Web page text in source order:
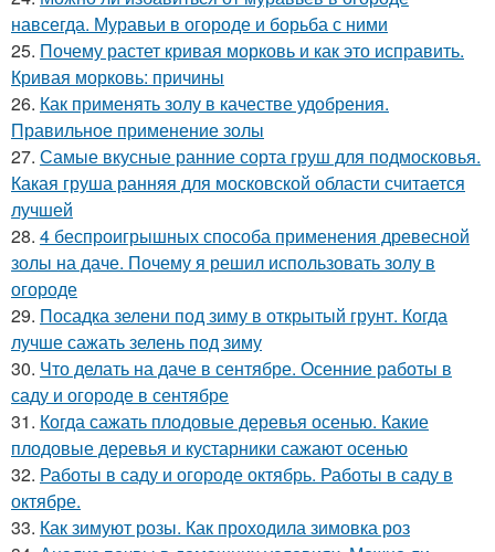
навсегда. Муравьи в огороде и борьба с ними
25. Почему растет кривая морковь и как это исправить.
Кривая морковь: причины
26. Как применять золу в качестве удобрения.
Правильное применение золы
27. Самые вкусные ранние сорта груш для подмосковья.
Какая груша ранняя для московской области считается
лучшей
28. 4 беспроигрышных способа применения древесной
золы на даче. Почему я решил использовать золу в
огороде
29. Посадка зелени под зиму в открытый грунт. Когда
лучше сажать зелень под зиму
30. Что делать на даче в сентябре. Осенние работы в
саду и огороде в сентябре
31. Когда сажать плодовые деревья осенью. Какие
плодовые деревья и кустарники сажают осенью
32. Работы в саду и огороде октябрь. Работы в саду в
октябре.
33. Как зимуют розы. Как проходила зимовка роз